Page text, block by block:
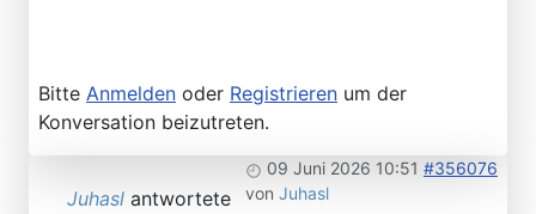
Bitte Anmelden oder Registrieren um der
Konversation beizutreten.
09 Juni 2026 10:51 #356076
von Juhasl
Juhasl antwortete